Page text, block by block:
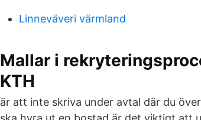
Linneväveri värmland
Mallar i
KTH
är att inte skriva under avtal där du